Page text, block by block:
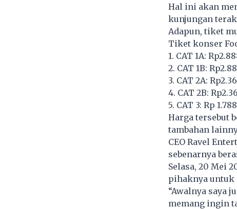
Hal ini akan
kunjungan
Adapun, tiket
Tiket konser
1. CAT 1A:
2. CAT 1B:
3. CAT 2A:
4. CAT 2B:
5. CAT 3: Rp
Harga tersebut
tambahan
CEO Ravel
sebenarnya
Selasa, 20 Mei
pihaknya untuk
“Awalnya saya
memang ingin